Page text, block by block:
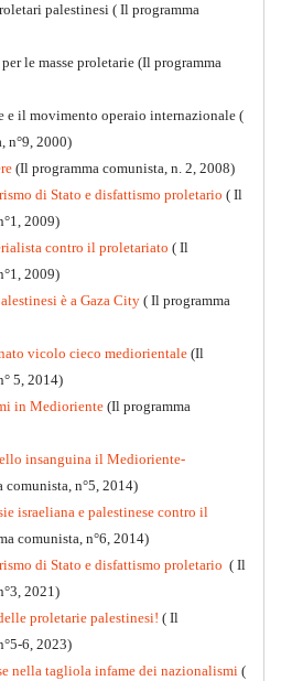
palestinesi ( Il programma
le masse proletarie (Il programma
e il movimento operaio internazionale (
n°9, 2000)
(Il programma comunista, n. 2, 2008)
di Stato e disfattismo proletario ( Il
2009)
contro il proletariato ( Il
2009)
è a Gaza City ( Il programma
vicolo cieco mediorientale (Il
5, 2014)
in Medioriente(Il programma
insanguina il Medioriente-
comunista, n°5, 2014)
israeliana e palestinese contro il
comunista, n°6, 2014)
di Stato e disfattismo proletario ( Il
2021)
proletarie palestinesi! ( Il
6, 2023)
nella tagliola infame dei nazionalismi (